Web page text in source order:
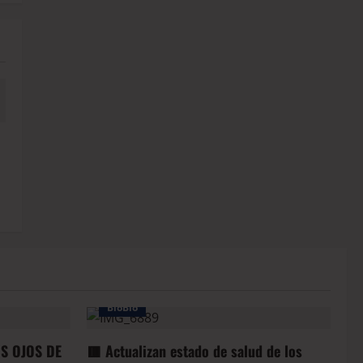
OJOS DE
BioBio
🟥 Actualizan estado de salud de los